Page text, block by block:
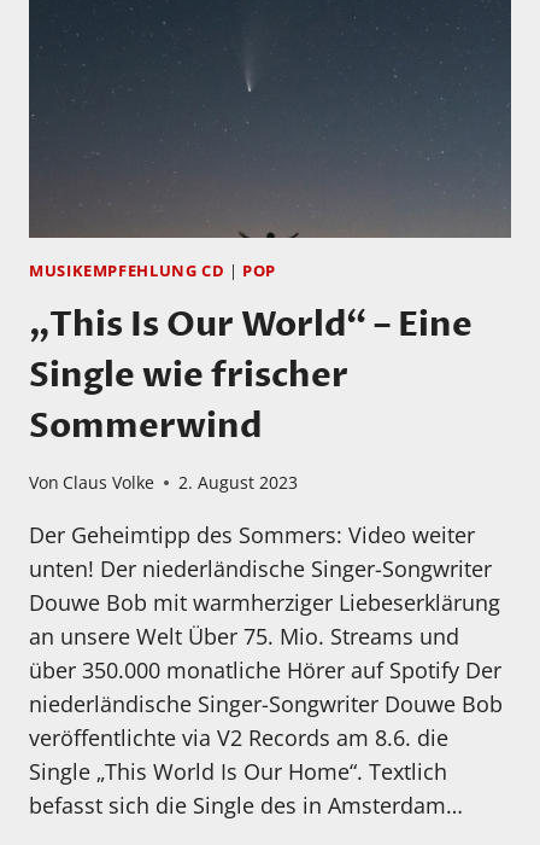
THROES.
NEUES
ALBUN
ERSCHEINT
HEUTE!
MUSIKEMPFEHLUNG CD | POP
„This Is Our World“ – Eine
Single wie frischer
Sommerwind
Von Claus Volke 2. August 2023
Der Geheimtipp des Sommers: Video weiter
unten! Der niederländische Singer-Songwriter
Douwe Bob mit warmherziger Liebeserklärung
an unsere Welt Über 75. Mio. Streams und
über 350.000 monatliche Hörer auf Spotify Der
niederländische Singer-Songwriter Douwe Bob
veröffentlichte via V2 Records am 8.6. die
Single „This World Is Our Home“. Textlich
befasst sich die Single des in Amsterdam…